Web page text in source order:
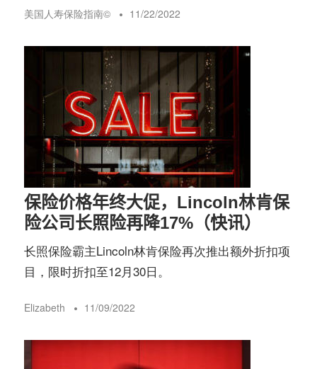
美国人寿保险指南©️ 11/22/2022
保险价格年终大促，Lincoln林肯保
险公司长照险再降17%（快讯）
长照保险霸主Lincoln林肯保险再次推出额外折扣项
目，限时折扣至12月30日。
Elizabeth 11/09/2022